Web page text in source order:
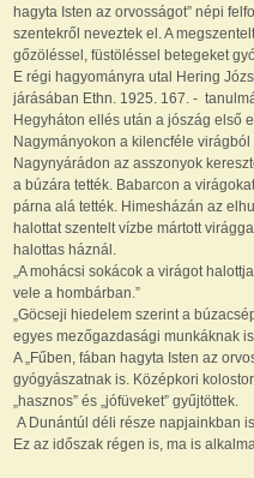
hagyta Isten az orvosságot” népi
szentekről neveztek el. A
gőzöléssel, füstöléssel betegeket
E régi hagyományra utal Hering
járásában Ethn. 1925. 167. -
Hegyháton ellés után a jószág első
Nagymányokon a kilencféle
Nagynyárádon az asszonyok
a búzára tették. Babarcon a
párna alá tették. Himesházán az
halottat szentelt vízbe mártott
halottas háznál.
„A mohácsi sokácok a virágot
vele a hombárban.”
„Göcseji hiedelem szerint a
egyes mezőgazdasági munkáknak
A „Fűben, fában hagyta Isten az
gyógyászatnak is. Középkori
„hasznos” és „jófüveket” gyűjtöttek.
A Dunántúl déli része napjainkban
Ez az időszak régen is, ma is